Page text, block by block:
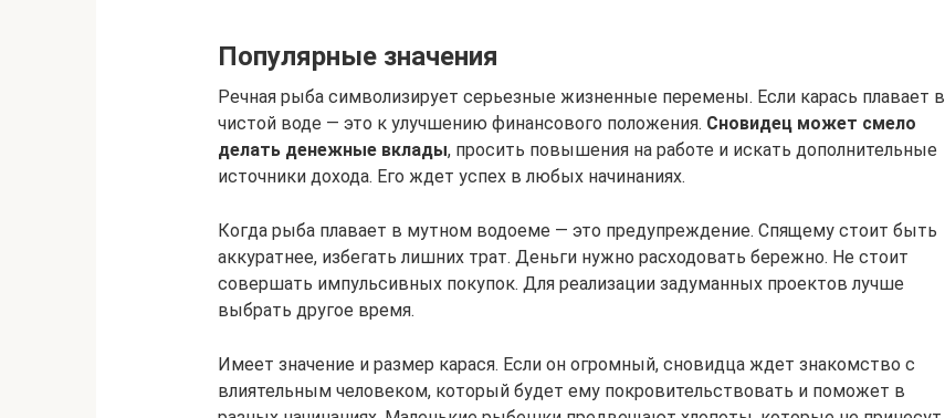
Популярные значения
Речная рыба символизирует серьезные жизненные перемены. Если карась плавает в
чистой воде — это к улучшению финансового положения. Сновидец может смело
делать денежные вклады, просить повышения на работе и искать дополнительные
источники дохода. Его ждет успех в любых начинаниях.
Когда рыба плавает в мутном водоеме — это предупреждение. Спящему стоит быть
аккуратнее, избегать лишних трат. Деньги нужно расходовать бережно. Не стоит
совершать импульсивных покупок. Для реализации задуманных проектов лучше
выбрать другое время.
Имеет значение и размер карася. Если он огромный, сновидца ждет знакомство с
влиятельным человеком, который будет ему покровительствовать и поможет в